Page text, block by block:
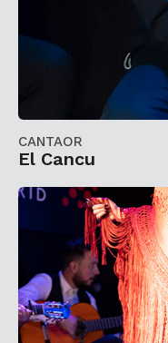
CANTAOR
El Cancu